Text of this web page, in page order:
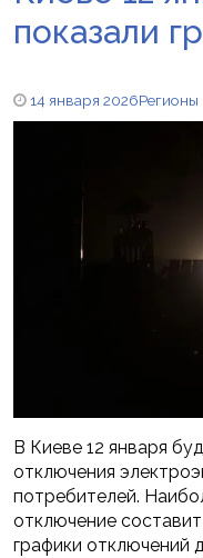
показали
14 января 2026Регионы
В Киеве 12 января
отключения
потребителей.
отключение
графики отключений